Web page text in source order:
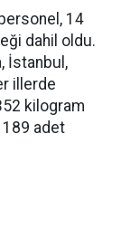
14
dahil oldu.
İstanbul,
illerde
kilogram
adet